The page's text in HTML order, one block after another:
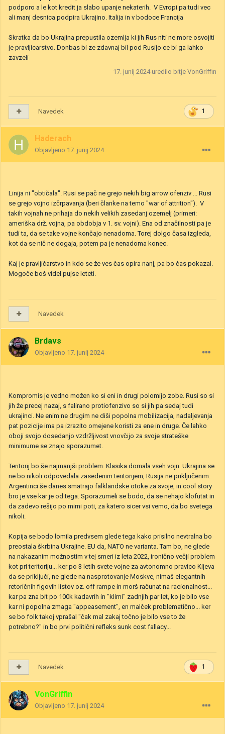
podporo a le kot kredit ja slabo upanje nekaterih. V Evropi pa tudi vec
ali manj desnica podpira Ukrajino. Italija in v bodoce Francija
Skratka da bo Ukrajina prepustila ozemlja ki jih Rus niti ne more osvojiti
je pravljicarstvo. Donbas bi ze zdavnaj bil pod Rusijo ce bi ga lahko
zavzeli
17. junij 2024uredilo bitje VonGriffin
1
Navedek
Haderach
Objavljeno 17. junij 2024
Linija ni "obtičala". Rusi se pač ne grejo nekih big arrow ofenziv ... Rusi
se grejo vojno izčrpavanja (beri članke na temo "war of attrition"). V
takih vojnah ne prihaja do nekih velikih zasedanj ozemelj (primeri:
ameriška drž. vojna, pa obdobja v 1. sv. vojni). Ena od značilnosti pa je
tudi ta, da se take vojne končajo nenadoma. Torej dolgo časa izgleda,
kot da se nič ne dogaja, potem pa je nenadoma konec.
Kaj je pravljičarstvo in kdo se že ves čas opira nanj, pa bo čas pokazal.
Mogoče boš videl pujse leteti.
Navedek
Brdavs
Objavljeno 17. junij 2024
Kompromis je vedno možen ko si eni in drugi polomijo zobe. Rusi so si
jih že precej nazaj, s falirano protiofenzivo so si jih pa sedaj tudi
ukrajinci. Ne enim ne drugim ne diši popolna mobilizacija, nadaljevanja
pat pozicije ima pa izrazito omejene koristi za ene in druge. Če lahko
oboji svojo dosedanjo vzdržljivost vnovčijo za svoje strateške
minimume se znajo sporazumet.
Teritorij bo še najmanjši problem. Klasika domala vseh vojn. Ukrajina se
ne bo nikoli odpovedala zasedenim teritorijem, Rusija ne priključenim.
Argentinci še danes smatrajo falklandske otoke za svoje, in cool story
bro je vse kar je od tega. Sporazumeli se bodo, da se nehajo klofutat in
da zadevo rešijo po mirni poti, za katero sicer vsi vemo, da bo svetega
nikoli.
Kopija se bodo lomila predvsem glede tega kako prisilno nevtralna bo
preostala škrbina Ukrajine. EU da, NATO ne varianta. Tam bo, ne glede
na nakazanim možnostim v tej smeri iz leta 2022, ironično večji problem
kot pri teritoriju... ker po 3 letih svete vojne za avtonomno pravico Kijeva
da se priključi, ne glede na nasprotovanje Moskve, nimaš elegantnih
retoričnih figovih listov oz. off rampe in morš računat na racionalnost...
kar pa zna bit po 100k kadavrih in "klimi" zadnjih par let, ko je bilo vse
kar ni popolna zmaga "appeasement", en malček problematično... ker
se bo folk takoj vprašal "čak mal zakaj točno je bilo vse to že
potrebno?" in bo prvi politični refleks sunk cost fallacy...
1
Navedek
VonGriffin
Objavljeno 17. junij 2024